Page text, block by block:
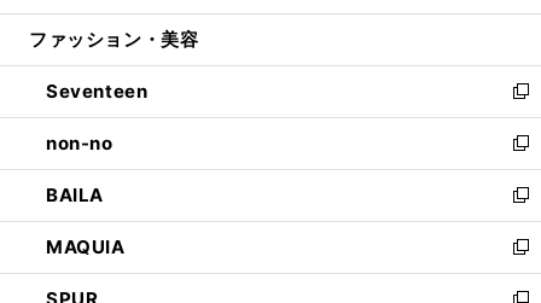
開
ウ
開
く
ン
ウ
で
開
く
ウ
ン
ド
ウ
で
開
く
ファッション・美容
Seventeen
新
し
い
ウ
ィ
ン
ド
ウ
non-no
新
し
い
ウ
ィ
ン
BAILA
新
し
い
ウ
MAQUIA
新
し